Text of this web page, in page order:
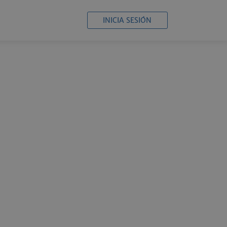
INICIA SESIÓN